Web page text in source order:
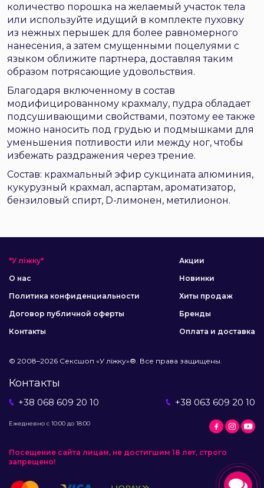
количество порошка на желаемый участок тела
или используйте идущий в комплекте пуховку
из нежных перышек для более равномерного
нанесения, а затем смущенными поцелуями с
языком оближите партнера, доставляя таким
образом потрясающие удовольствия.
Благодаря включенному в состав
модифицированному крахмалу, пудра обладает
подсушивающими свойствами, поэтому ее также
можно наносить под грудью и подмышками для
уменьшения потливости или между ног, чтобы
избежать раздражения через трение.
Состав: крахмальный эфир сукцината алюминия,
кукурузный крахмал, аспартам, ароматизатор,
бензиловый спирт, D-лимонен, метилионон.
"У ліжку"
О нас
Политика конфиденциальности
Договор публичной оферты
Контакты
Акции
Новинки
Хиты продаж
Бренды
Оплата и доставка
© 2008–2026 Сексшоп «У ліжку»®. Все права защищены.
Контакты
+38 068 609 20 10 +38 063 609 20 10
Ежедневно с 10:00 до 18:00
Посещение сайта лицам, не достигшим 18 лет, строго
запрещено!